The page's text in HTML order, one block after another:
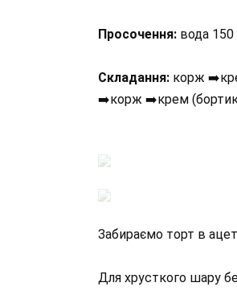
Просочення: вода 150
Складання: корж
➡️корж ➡️крем
Забираємо торт в
Для хрусткого шару